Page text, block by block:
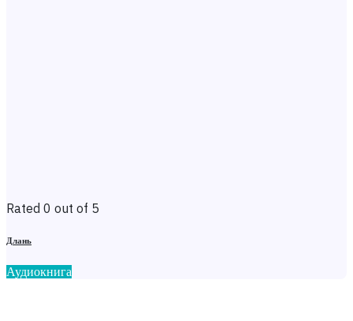
Rated 0 out of 5
Длань
Аудиокнига